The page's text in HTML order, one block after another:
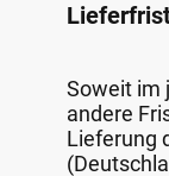
Soweit im
andere
Lieferung